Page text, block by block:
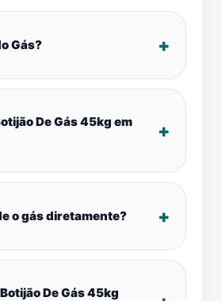
Gás?
De Gás 45kg em
o gás diretamente?
De Gás 45kg